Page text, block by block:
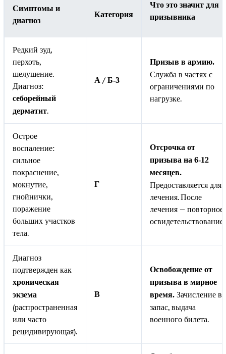
Симптомы и
диагноз
Категория
Что это значит для
призывника
Редкий зуд,
перхоть,
шелушение.
Диагноз:
себорейный
дерматит.
А / Б-3
Призыв в армию.
Служба в частях с
ограничениями по
нагрузке.
Острое
воспаление:
сильное
покраснение,
мокнутие,
гнойнички,
поражение
больших участков
тела.
Г
Отсрочка от
призыва на 6-12
месяцев.
Предоставляется для
лечения. После
лечения — повторное
освидетельствование.
Диагноз
подтвержден как
хроническая
экзема
(распространенная
или часто
рецидивирующая).
В
Освобождение от
призыва в мирное
время. Зачисление в
запас, выдача
военного билета.